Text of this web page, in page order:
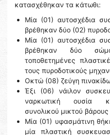
κατασχέθηκαν τα κάτωθι:
Μία (01) αυτοσχέδια
βρέθηκαν δύο (02)
Μία (01) αυτοσχέδια
βρέθηκαν δύο
τοποθετημένες
τους πυροδοτικούς
Οκτώ (08) ζεύγη
Έξι (06) νάιλον
ναρκωτική ουσία
συνολικού μικτού
Μία (01) υφασμάτινη
μία πλαστική